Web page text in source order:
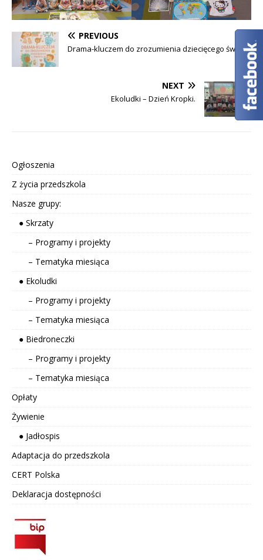
PREVIOUS
Drama-kluczem do zrozumienia dziecięcego świata.
NEXT
Ekoludki – Dzień Kropki.
Ogłoszenia
Z życia przedszkola
Nasze grupy:
● Skrzaty
– Programy i projekty
– Tematyka miesiąca
● Ekoludki
– Programy i projekty
– Tematyka miesiąca
● Biedroneczki
– Programy i projekty
– Tematyka miesiąca
Opłaty
Żywienie
● Jadłospis
Adaptacja do przedszkola
CERT Polska
Deklaracja dostępności